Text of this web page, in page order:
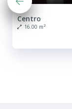
Centro
16.00 m²